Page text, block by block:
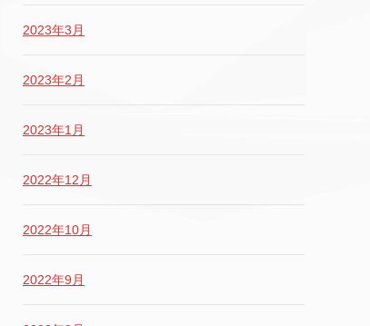
2023年3月
2023年2月
2023年1月
2022年12月
2022年10月
2022年9月